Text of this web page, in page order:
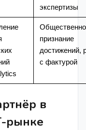
экспертизы
признание
достижений,
с фактурой
в
рынке